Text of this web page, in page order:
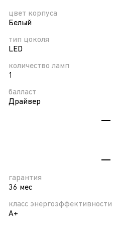
цвет корпуса
Белый
тип цоколя
LED
количество ламп
1
балласт
Драйвер
гарантия
36 мес
класс энергоэффективности
A+